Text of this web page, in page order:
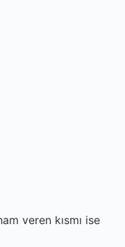
veren kısmı ise